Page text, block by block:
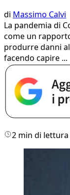
di Massimo Calvi
La pandemia di
come un
produrre danni
facendo capire ...
2 min di lettura